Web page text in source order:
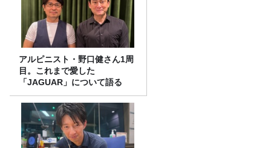
アルピニスト・野口健さん1周
目。これまで愛した
「JAGUAR」について語る